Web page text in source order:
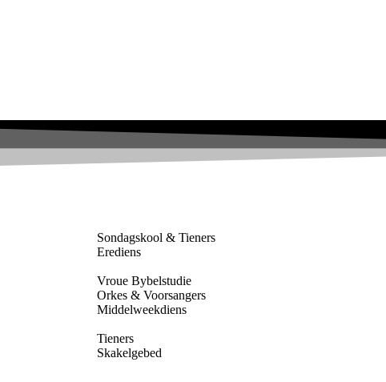
Sondagskool & Tieners
Erediens
Vroue Bybelstudie
Orkes & Voorsangers
Middelweekdiens
Tieners
Skakelgebed